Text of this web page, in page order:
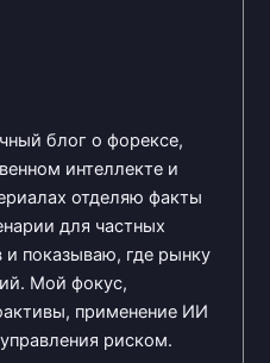
блог о форексе,
интеллекте и
отделяю факты
для частных
и показываю, где рынку
Мой фокус,
применение ИИ
риском.